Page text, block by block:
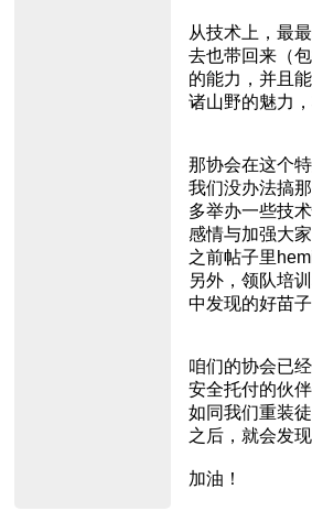
从技术上，最
去也带回来（
的能力，并且
诸山野的魅力
那协会在这个
我们没办法搞
多举办一些技
感情与加强大家
之前帖子里
另外，领队培
中发现的好苗
咱们的协会已
安全托付的伙
如同我们重装
之后，就会发
加油！